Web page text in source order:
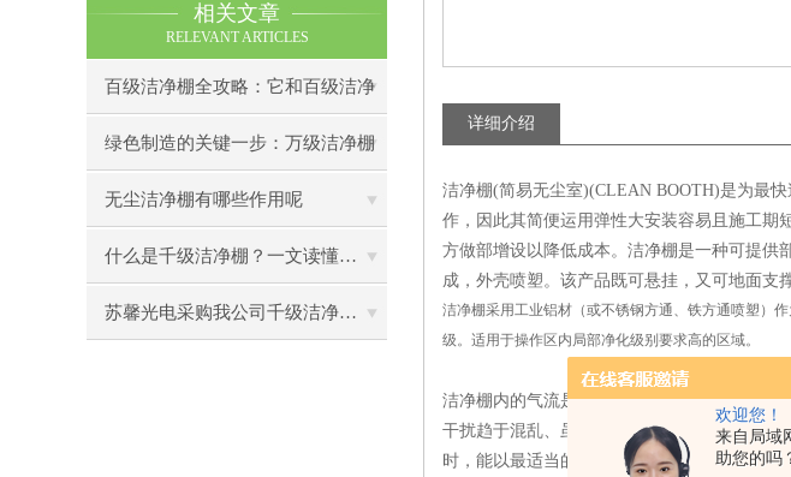
欢迎您！
来自局域
助您的吗
相关文章
RELEVANT ARTICLES
百级洁净棚全攻略：它和百级洁净
室到底有什么区别？
绿色制造的关键一步：万级洁净棚
助力环保型半导体产业发展
无尘洁净棚有哪些作用呢
什么是千级洁净棚？一文读懂其结构特点与局部净化优势
苏馨光电采购我公司千级洁净棚普通工作台一批（7月07日）已顺利交货
详细介绍
洁净棚(简易无尘室)(CLEAN BOOTH)是为最
作，因此其简便运用弹性大安装容易且施工期
方做部增设以降低成本。洁净棚是一种可提供
成，外壳喷塑。该产品既可悬挂，又可地面支
洁净棚采用工业铝材（或不锈钢方通、铁方通喷塑）
级。适用于操作区内局部净化级别要求高的区域。
洁净棚内的气流是左右洁净室性能的重要因素
干扰趋于混乱、虽提高风速可抑制此一扰乱之
时，能以最适当的风速供应，以达到适当的风